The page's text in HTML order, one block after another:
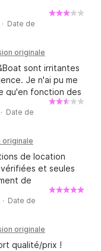
Date de
originale
sont irritantes
Je n'ai pu me
qu'en fonction des
sans permis.
moteur de 70 ch
fausse. La
plus
moins que celle
seulement le
beaucoup trop
petit. Après
de revenir car
Pour la
pendant la
Date de
originale
de location
et seules
de
en fait, sur le site
frais de carburant
De plus, dès la
temps été
Date de
originale
qualité/prix !